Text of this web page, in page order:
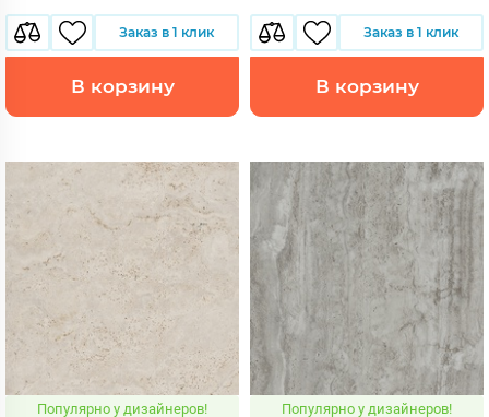
Заказ в 1 клик
В корзину
Заказ в 1 клик
В корзину
Популярно у дизайнеров! Популярно у дизайнеров!